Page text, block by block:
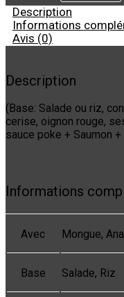
Description
Informations
Avis (0)
Description
(Base: Salade ou riz,
cerise, oignon rouge,
sauce poke + Saumon
Informations
Avec Mongue,
Base Salade, Riz